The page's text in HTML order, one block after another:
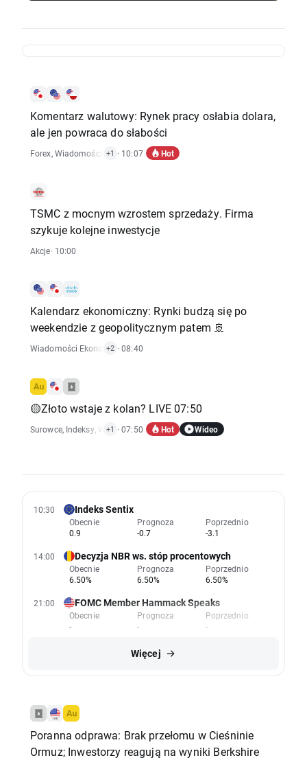
Komentarz walutowy: Rynek pracy osłabia dolara,
ale jen powraca do słabości
Forex,Wiadomości Ekonomiczne
+1 · 10:07 Hot
TSMC z mocnym wzrostem sprzedaży. Firma
szykuje kolejne inwestycje
Akcje· 10:00
Kalendarz ekonomiczny: Rynki budzą się po
weekendzie z geopolitycznym patem 🚢
Wiadomości Ekonomiczne,Akcje
+2 · 08:40
🟡Złoto wstaje z kolan? LIVE 07:50
Surowce, Indeksy, Wiadomości Ekonomiczne
+1 · 07:50 Hot Wideo
10:30 Indeks Sentix
Obecnie
0.9
Prognoza
-0.7
Poprzednio
-3.1
14:00 Decyzja NBR ws. stóp procentowych
Obecnie
6.50%
Prognoza
6.50%
Poprzednio
6.50%
21:00 FOMC Member Hammack Speaks
Obecnie
-
Prognoza
-
Poprzednio
-
Więcej
Poranna odprawa: Brak przełomu w Cieśninie
Ormuz; Inwestorzy reagują na wyniki Berkshire